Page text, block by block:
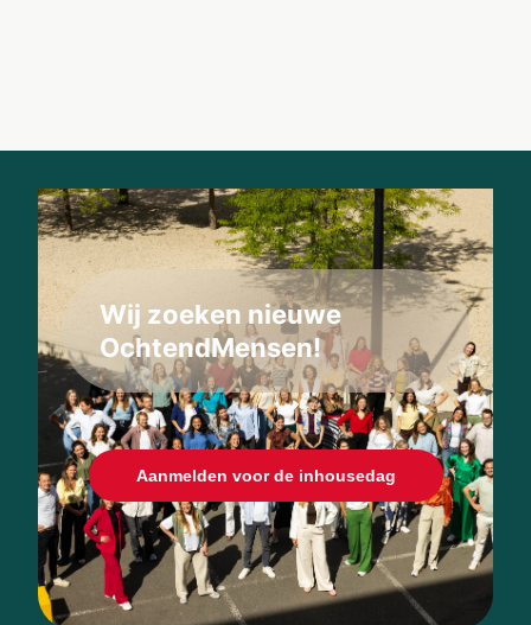
Wij zoeken nieuwe
OchtendMensen!
Aanmelden voor de inhousedag